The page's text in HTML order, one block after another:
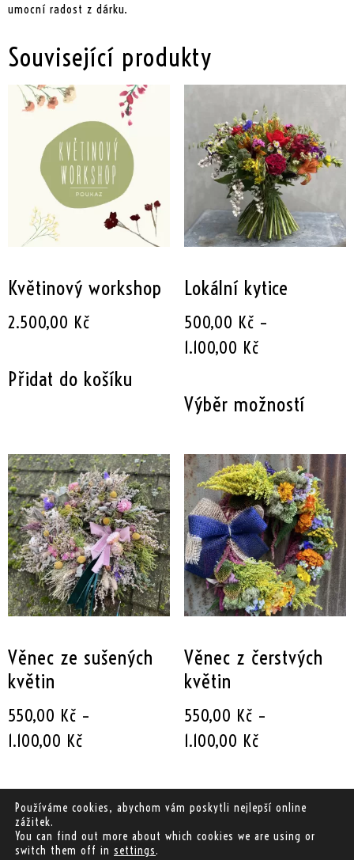
umocní radost z dárku.
Související produkty
Květinový workshop
2.500,00 Kč
Přidat do košíku
Lokální kytice
500,00 Kč –
1.100,00 Kč
Výběr možností
Věnec ze sušených
květin
550,00 Kč –
1.100,00 Kč
Výběr možností
Věnec z čerstvých
květin
550,00 Kč –
1.100,00 Kč
Výběr možností
Používáme cookies, abychom vám poskytli nejlepší online
zážitek.
You can find out more about which cookies we are using or
switch them off in settings.